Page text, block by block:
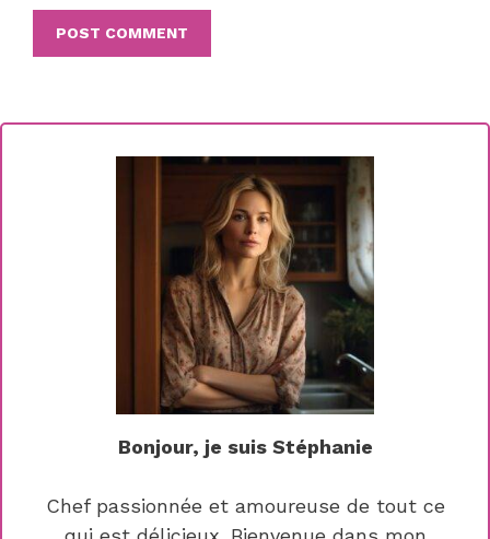
Bonjour, je suis Stéphanie
Chef passionnée et amoureuse de tout ce